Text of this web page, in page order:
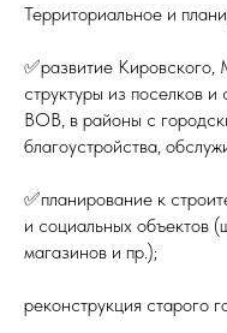
Территориальное и
✅развитие Кировского,
структуры из поселков
ВОВ, в районы с
благоустройства,
✅планирование к
и социальных объектов
магазинов и пр.);
реконструкция старого